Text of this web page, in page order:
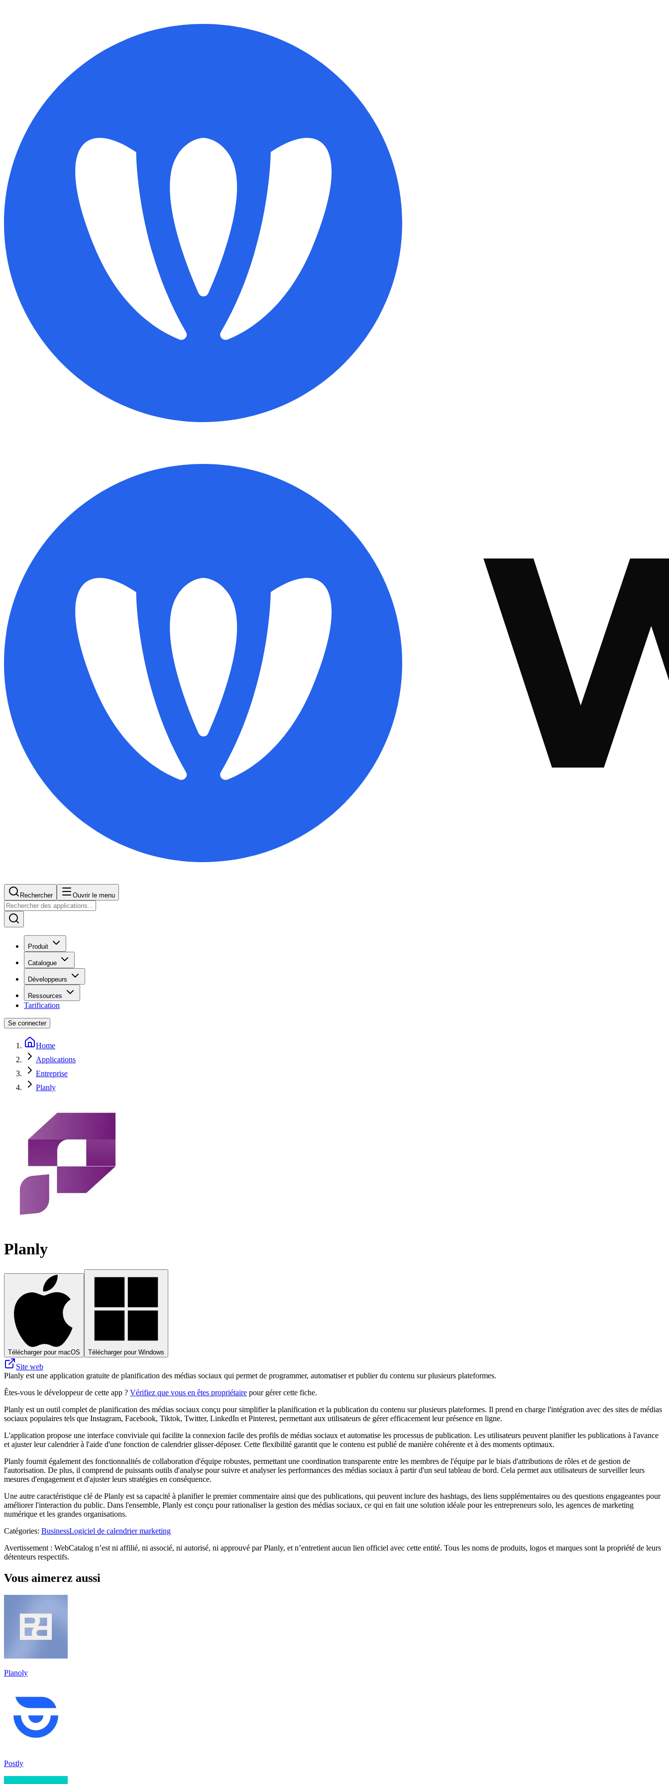
Rechercher Ouvrir le menu
Produit
Catalogue
Développeurs
Ressources
Tarification
Se connecter
Home
Applications
Entreprise
Planly
Planly
Télécharger pour macOS Télécharger pour Windows
Site web
Planly est une application gratuite de planification des médias sociaux qui permet de programmer, automatiser et publier du contenu sur plusieurs plateformes.
Êtes-vous le développeur de cette app ? Vérifiez que vous en êtes propriétaire pour gérer cette fiche.
Planly est un outil complet de planification des médias sociaux conçu pour simplifier la planification et la publication du contenu sur plusieurs plateformes. Il prend en charge l'intégration avec des sites de médias
sociaux populaires tels que Instagram, Facebook, Tiktok, Twitter, LinkedIn et Pinterest, permettant aux utilisateurs de gérer efficacement leur présence en ligne.
L'application propose une interface conviviale qui facilite la connexion facile des profils de médias sociaux et automatise les processus de publication. Les utilisateurs peuvent planifier les publications à l'avance
et ajuster leur calendrier à l'aide d'une fonction de calendrier glisser-déposer. Cette flexibilité garantit que le contenu est publié de manière cohérente et à des moments optimaux.
Planly fournit également des fonctionnalités de collaboration d'équipe robustes, permettant une coordination transparente entre les membres de l'équipe par le biais d'attributions de rôles et de gestion de
l'autorisation. De plus, il comprend de puissants outils d'analyse pour suivre et analyser les performances des médias sociaux à partir d'un seul tableau de bord. Cela permet aux utilisateurs de surveiller leurs
mesures d'engagement et d'ajuster leurs stratégies en conséquence.
Une autre caractéristique clé de Planly est sa capacité à planifier le premier commentaire ainsi que des publications, qui peuvent inclure des hashtags, des liens supplémentaires ou des questions engageantes pour
améliorer l'interaction du public. Dans l'ensemble, Planly est conçu pour rationaliser la gestion des médias sociaux, ce qui en fait une solution idéale pour les entrepreneurs solo, les agences de marketing
numérique et les grandes organisations.
Catégories: BusinessLogiciel de calendrier marketing
Avertissement : WebCatalog n’est ni affilié, ni associé, ni autorisé, ni approuvé par Planly, et n’entretient aucun lien officiel avec cette entité. Tous les noms de produits, logos et marques sont la propriété de leurs
détenteurs respectifs.
Vous aimerez aussi
Planoly
Postly